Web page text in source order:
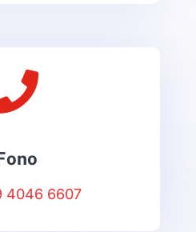
4046 6607